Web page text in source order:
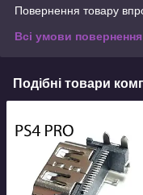
Повернення товару
Всі умови повернення
Подібні товари